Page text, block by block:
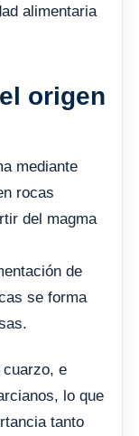
alimentaria
origen
mediante
rocas
del magma
de
se forma
cuarzo, e
lo que
tanto